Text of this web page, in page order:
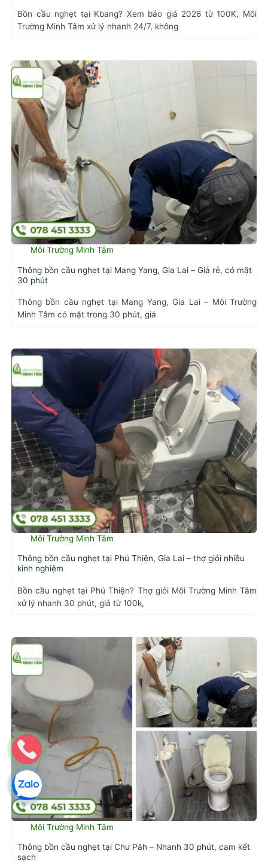
Bồn cầu nghẹt tại Kbang? Xem báo giá 2026 từ 100K, Môi
Trường Minh Tâm xử lý nhanh 24/7, không
Môi Trường Minh Tâm
Thông bồn cầu nghẹt tại Mang Yang, Gia Lai – Giá rẻ, có mặt
30 phút
Thông bồn cầu nghẹt tại Mang Yang, Gia Lai – Môi Trường
Minh Tâm có mặt trong 30 phút, giá
Môi Trường Minh Tâm
Thông bồn cầu nghẹt tại Phú Thiện, Gia Lai – thợ giỏi nhiều
kinh nghiệm
Bồn cầu nghẹt tại Phú Thiện? Thợ giỏi Môi Trường Minh Tâm
xử lý nhanh 30 phút, giá từ 100k,
Môi Trường Minh Tâm
Thông bồn cầu nghẹt tại Chư Păh – Nhanh 30 phút, cam kết
sạch